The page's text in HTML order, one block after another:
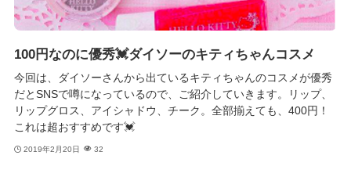
100円なのに優秀💓ダイソーのキティちゃんコスメ
今回は、ダイソーさんから出ているキティちゃんのコスメが優秀
だとSNSで噂になっているので、ご紹介していきます。リップ、
リップグロス、アイシャドウ、チーク。全部揃えても、400円！
これは超おすすめです💓
2019年2月20日 32